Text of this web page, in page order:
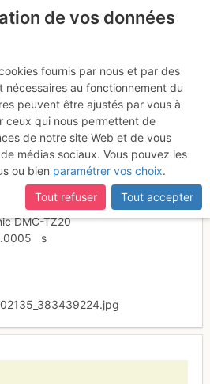
Talamarche
12:40
individuel (CC by-nc-nd)
DMC-TZ20
s
de vos données
fournis par nous et par des
nécessaires au fonctionnement du
peuvent être ajustés par vous à
ceux qui nous permettent de
de notre site Web et de vous
médias sociaux. Vous pouvez les
ou bien paramétrer vos choix.
Tout refuser
Tout accepter